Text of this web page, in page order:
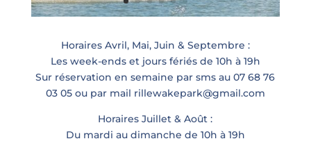
Horaires Avril, Mai, Juin & Septembre :
Les week-ends et jours fériés de 10h à 19h
Sur réservation en semaine par sms au 07 68 76
03 05 ou par mail rillewakepark@gmail.com
Horaires Juillet & Août :
Du mardi au dimanche de 10h à 19h